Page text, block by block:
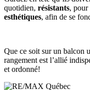
quotidien, résistants, pour
esthétiques, afin de se
Que ce soit sur un balcon
rangement est l’allié
et ordonné!